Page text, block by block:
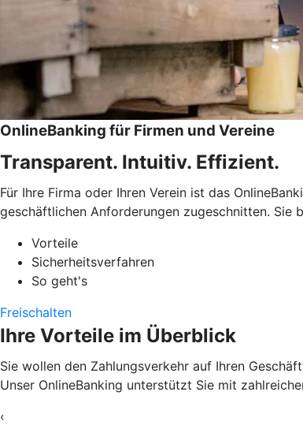
OnlineBanking für Firmen und Vereine
Transparent. Intuitiv. Effizient.
Für Ihre Firma oder Ihren Verein ist das
geschäftlichen Anforderungen zugeschnitten. Sie
Vorteile
Sicherheitsverfahren
So geht's
Freischalten
Ihre Vorteile im Überblick
Sie wollen den Zahlungsverkehr auf Ihren
Unser OnlineBanking unterstützt Sie mit
‹